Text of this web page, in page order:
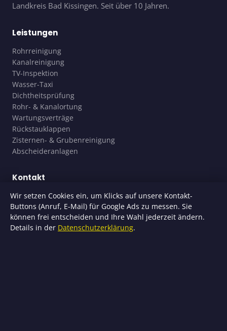
Landkreis Bad Kissingen. Seit über 10 Jahren.
Leistungen
Rohrreinigung
Kanalreinigung
TV-Inspektion
Wasser-Taxi
Dichtheitsprüfung
Rohr- & Kanalortung
Wartungsverträge
Rückstauklappen
Zisternen- & Grubenreinigung
Abscheideranlagen
Kontakt
(09704) 372 05 28
(0151) 100 66 171
info@arm-rohrreinigung.de
Wir setzen Cookies ein, um Klicks auf unsere Kontakt-
Buttons (Anruf, E-Mail) für Google Ads zu messen. Sie
können frei entscheiden und Ihre Wahl jederzeit ändern.
Details in der Datenschutzerklärung.